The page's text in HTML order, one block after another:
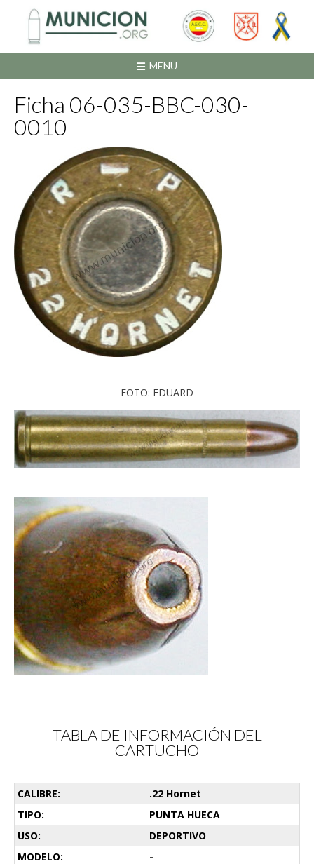
contenido
MENU
Ficha 06-035-BBC-030-
0010
FOTO: EDUARD
TABLA DE INFORMACIÓN DEL
CARTUCHO
CALIBRE:
.22 Hornet
TIPO:
PUNTA HUECA
USO:
DEPORTIVO
MODELO:
-